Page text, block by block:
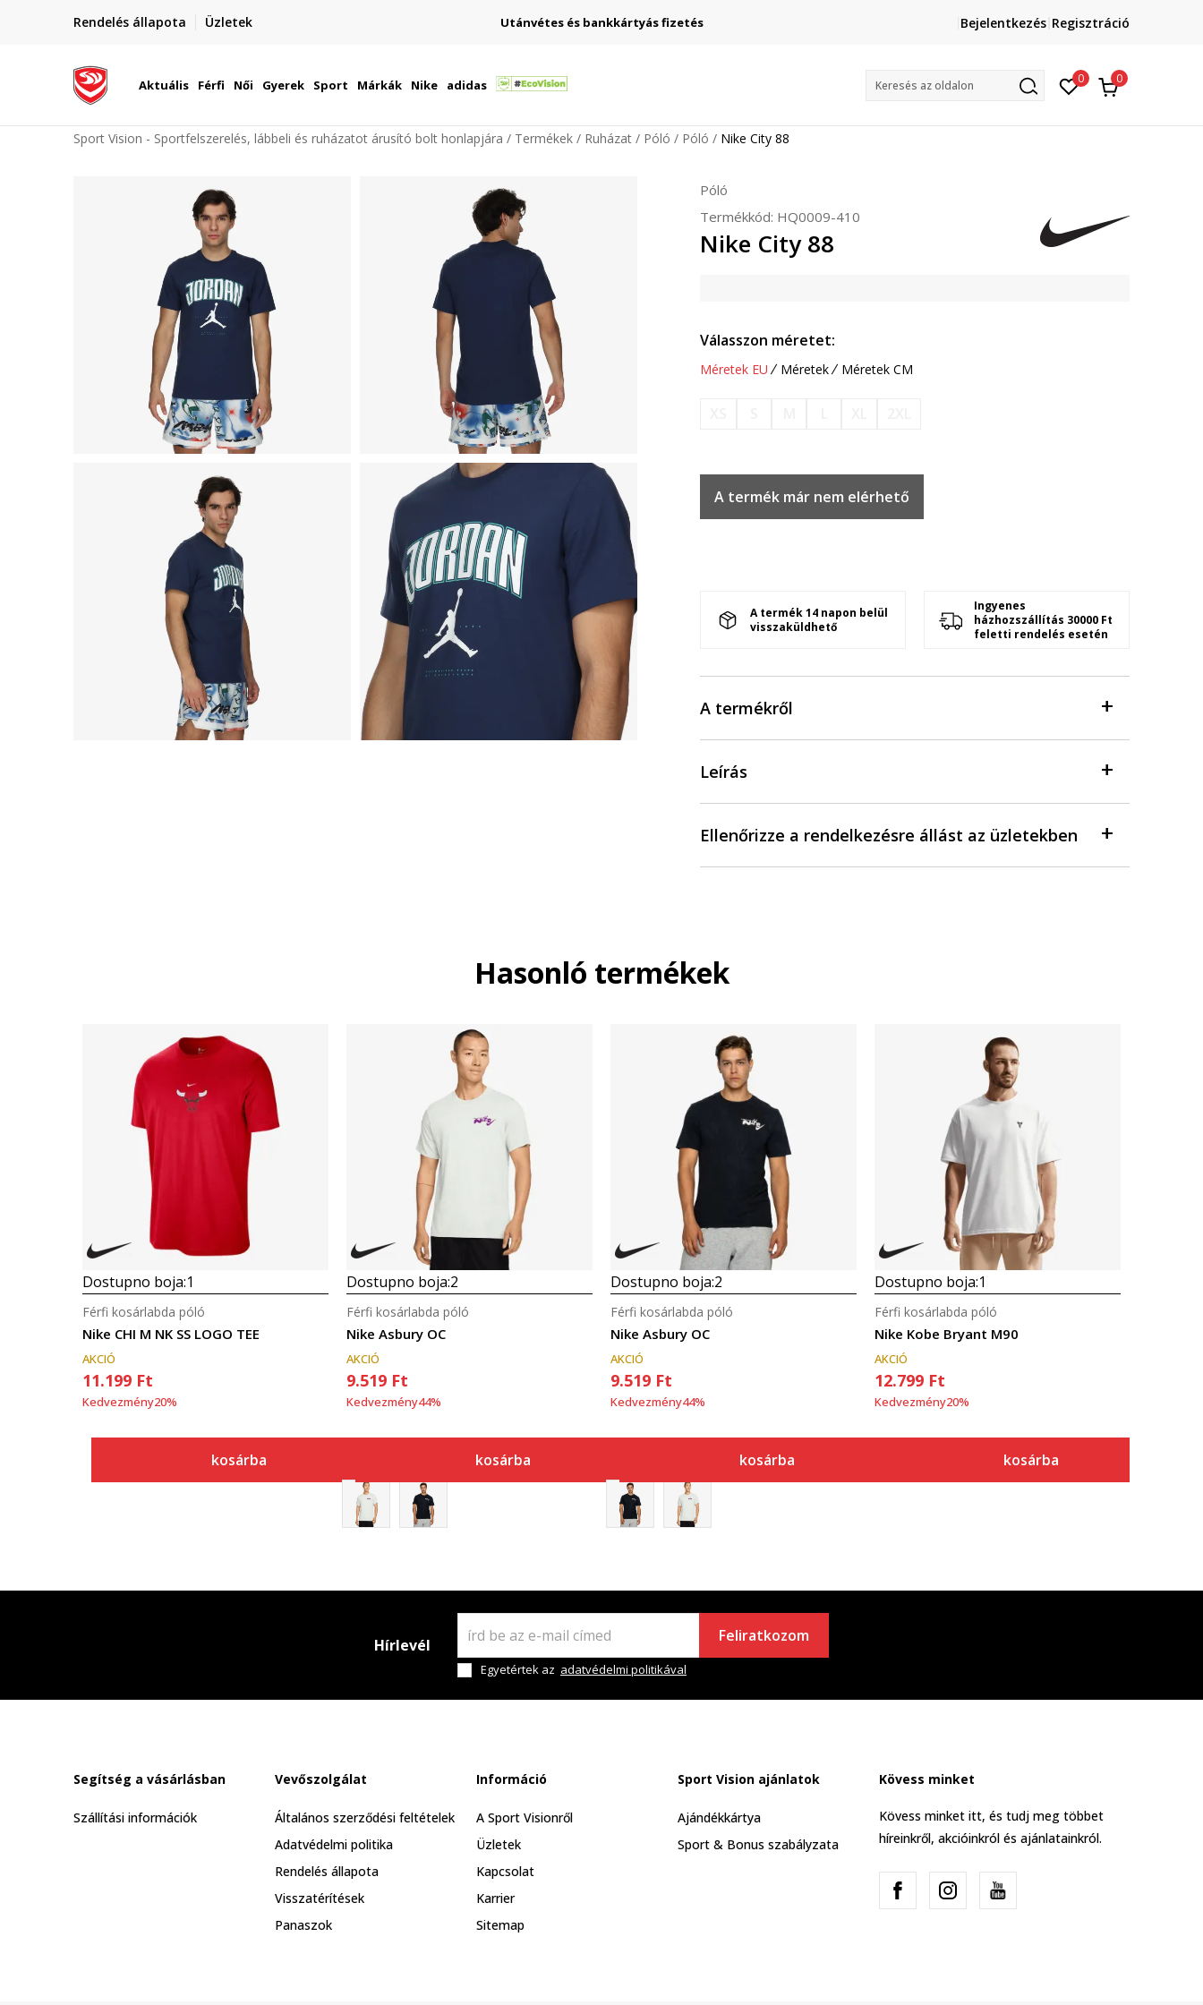
Rendelés állapota Üzletek
Szállítás Magyarország területén Utánvétes és bankkártyás fizetés
Lépj velünk kapcsolatba
online@sport-vision.huBejelentkezés Regisztráció
Aktuális Férfi Női Gyerek Sport Márkák Nike adidas Keresés az oldalon 0 0
Sport Vision - Sportfelszerelés, lábbeli és ruházatot árusító bolt honlapjára Termékek Ruházat Póló Póló Nike City 88
Póló
Termékkód: HQ0009-410
Nike City 88
Válasszon méretet:
Méretek EU Méretek Méretek CM
A termék már nem elérhető
A termék 14 napon belül
visszaküldhető
Ingyenes
házhozszállítás 30000 Ft
feletti rendelés esetén
A termékről
Leírás
Ellenőrizze a rendelkezésre állást az üzletekben
Hasonló termékek
Dostupno boja:1
Nike CHI M NK SS LOGO TEE
Férfi kosárlabda póló
AKCIÓ
11.199 Ft
Kedvezmény20%
kosárba
Dostupno boja:2
Nike Asbury OC
Férfi kosárlabda póló
AKCIÓ
9.519 Ft
Kedvezmény44%
kosárba
Dostupno boja:2
Nike Asbury OC
Férfi kosárlabda póló
AKCIÓ
9.519 Ft
Kedvezmény44%
kosárba
Dostupno boja:1
Nike Kobe Bryant M90
Férfi kosárlabda póló
AKCIÓ
12.799 Ft
Kedvezmény20%
kosárba
Hírlevél Feliratkozom
Egyetértek az adatvédelmi politikával
Segítség a vásárlásban
Szállítási információk
Vevőszolgálat
Általános szerződési feltételek
Adatvédelmi politika
Rendelés állapota
Visszatérítések
Panaszok
Információ
A Sport Visionről
Üzletek
Kapcsolat
Karrier
Sitemap
Sport Vision ajánlatok
Ajándékkártya
Sport & Bonus szabályzata
Kövess minket
Kövess minket itt, és tudj meg többet
híreinkről, akcióinkról és ajánlatainkról.